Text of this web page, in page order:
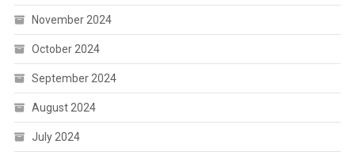
November 2024
October 2024
September 2024
August 2024
July 2024